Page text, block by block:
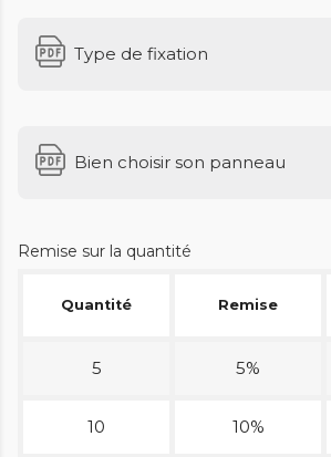
Type de fixation
Bien choisir son panneau
Remise sur la quantité
Quantité Remise
5 5%
10 10%